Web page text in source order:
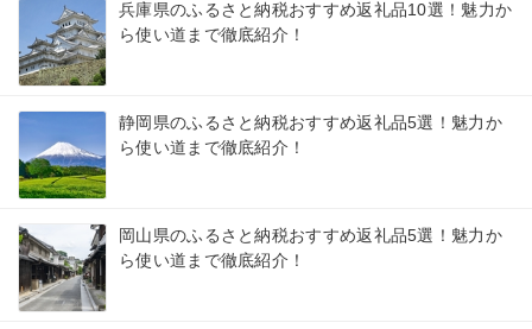
兵庫県のふるさと納税おすすめ返礼品10選！魅力か
ら使い道まで徹底紹介！
静岡県のふるさと納税おすすめ返礼品5選！魅力か
ら使い道まで徹底紹介！
岡山県のふるさと納税おすすめ返礼品5選！魅力か
ら使い道まで徹底紹介！